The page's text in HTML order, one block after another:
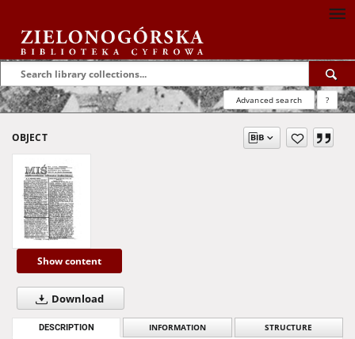
Advanced search ?
OBJECT
Show content
Download
DESCRIPTION INFORMATION STRUCTURE